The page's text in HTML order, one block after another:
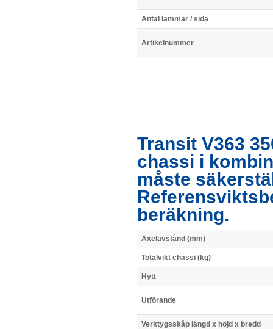
Antal lämmar / sida
Artikelnummer
Transit V363
chassi i
måste
beräkning.
Axelavstånd (mm)
Totalvikt chassi (kg)
Hytt
Utförande
Verktygsskåp längd x höjd x bredd